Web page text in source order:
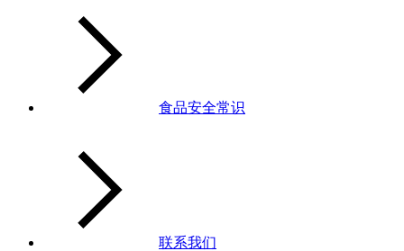
食品安全常识
联系我们